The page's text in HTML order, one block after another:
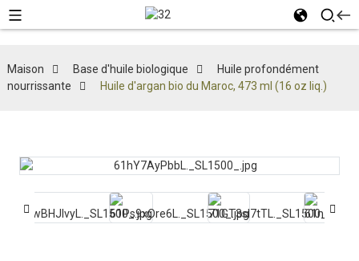
Maison Base d'huile biologique
Huile profondément
nourrissante
Huile d'argan bio du Maroc, 473 ml (16 oz liq.)